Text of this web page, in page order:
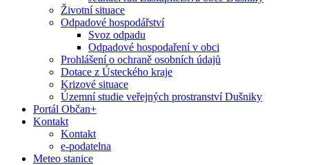
Životní situace
Odpadové hospodářství
Svoz odpadu
Odpadové hospodaření v obci
Prohlášení o ochraně osobních údajů
Dotace z Ústeckého kraje
Krizové situace
Územní studie veřejných prostranství Dušniky
Portál Občan+
Kontakt
Kontakt
e-podatelna
Meteo stanice